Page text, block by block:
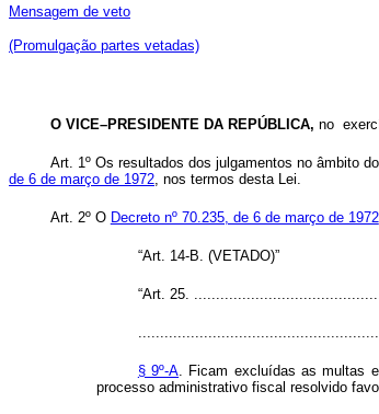
Mensagem de veto
(Promulgação partes vetadas)
O VICE–PRESIDENTE DA REPÚBLICA, no
Art. 1º Os resultados dos julgamentos no âmbito
de 6 de março de 1972, nos termos desta Lei.
Art. 2º O Decreto nº 70.235, de 6 de março de 1972
“Art. 14-B. (VETADO)”
“Art. 25.
§ 9º-A. Ficam excluídas as multas
processo administrativo fiscal resolvido